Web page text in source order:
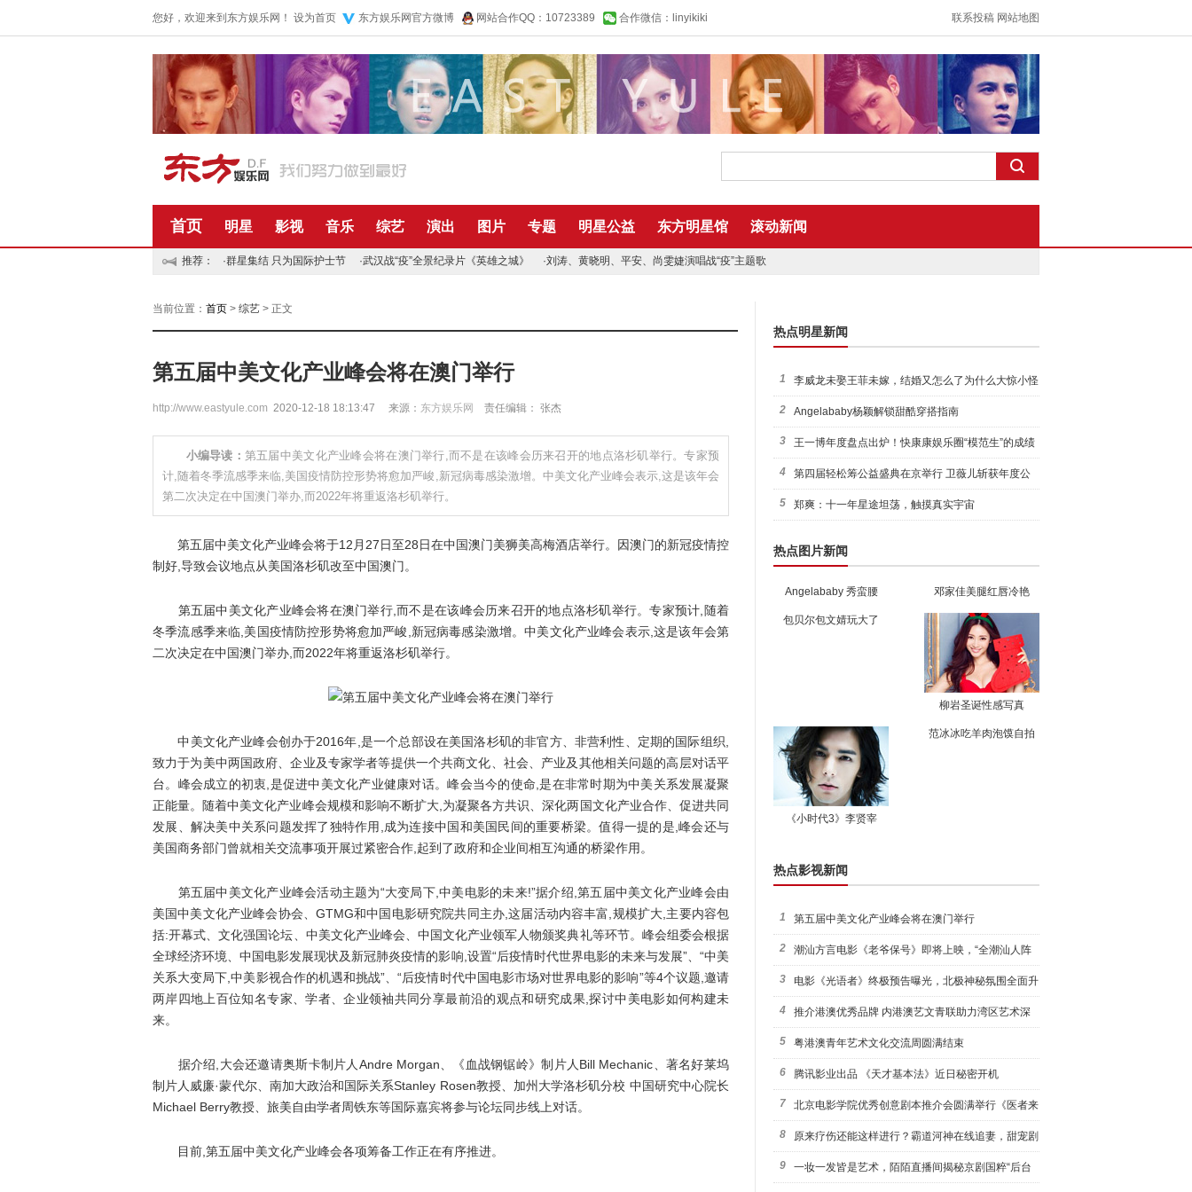
您好，欢迎来到东方娱乐网！ 设为首页 东方娱乐网官方微博 网站合作QQ：10723389 合作微信：linyikiki 联系投稿 网站地图
首页 明星 影视 音乐 综艺 演出 图片 专题 明星公益 东方明星馆 滚动新闻
推荐： ·群星集结 只为国际护士节 ·武汉战“疫”全景纪录片《英雄之城》 ·刘涛、黄晓明、平安、尚雯婕演唱战“疫”主题歌
当前位置： 首页 > 综艺 > 正文
第五届中美文化产业峰会将在澳门举行
http://www.eastyule.com 2020-12-18 18:13:47 来源： 东方娱乐网 责任编辑： 张杰
小编导读： 第五届中美文化产业峰会将在澳门举行,而不是在该峰会历来召开的地点洛杉矶举行。专家预
计,随着冬季流感季来临,美国疫情防控形势将愈加严峻,新冠病毒感染激增。中美文化产业峰会表示,这是该年会
第二次决定在中国澳门举办,而2022年将重返洛杉矶举行。
第五届中美文化产业峰会将于12月27日至28日在中国澳门美狮美高梅酒店举行。因澳门的新冠疫情控
制好,导致会议地点从美国洛杉矶改至中国澳门。
第五届中美文化产业峰会将在澳门举行,而不是在该峰会历来召开的地点洛杉矶举行。专家预计,随着
冬季流感季来临,美国疫情防控形势将愈加严峻,新冠病毒感染激增。中美文化产业峰会表示,这是该年会第
二次决定在中国澳门举办,而2022年将重返洛杉矶举行。
中美文化产业峰会创办于2016年,是一个总部设在美国洛杉矶的非官方、非营利性、定期的国际组织,
致力于为美中两国政府、企业及专家学者等提供一个共商文化、社会、产业及其他相关问题的高层对话平
台。峰会成立的初衷,是促进中美文化产业健康对话。峰会当今的使命,是在非常时期为中美关系发展凝聚
正能量。随着中美文化产业峰会规模和影响不断扩大,为凝聚各方共识、深化两国文化产业合作、促进共同
发展、解决美中关系问题发挥了独特作用,成为连接中国和美国民间的重要桥梁。值得一提的是,峰会还与
美国商务部门曾就相关交流事项开展过紧密合作,起到了政府和企业间相互沟通的桥梁作用。
第五届中美文化产业峰会活动主题为“大变局下,中美电影的未来!”据介绍,第五届中美文化产业峰会由
美国中美文化产业峰会协会、GTMG和中国电影研究院共同主办,这届活动内容丰富,规模扩大,主要内容包
括:开幕式、文化强国论坛、中美文化产业峰会、中国文化产业领军人物颁奖典礼等环节。峰会组委会根据
全球经济环境、中国电影发展现状及新冠肺炎疫情的影响,设置“后疫情时代世界电影的未来与发展”、“中美
关系大变局下,中美影视合作的机遇和挑战”、“后疫情时代中国电影市场对世界电影的影响”等4个议题,邀请
两岸四地上百位知名专家、学者、企业领袖共同分享最前沿的观点和研究成果,探讨中美电影如何构建未
来。
据介绍,大会还邀请奥斯卡制片人Andre Morgan、《血战钢锯岭》制片人Bill Mechanic、著名好莱坞
制片人威廉·蒙代尔、南加大政治和国际关系Stanley Rosen教授、加州大学洛杉矶分校 中国研究中心院长
Michael Berry教授、旅美自由学者周铁东等国际嘉宾将参与论坛同步线上对话。
目前,第五届中美文化产业峰会各项筹备工作正在有序推进。
热点明星新闻
1 李威龙未娶王菲未嫁，结婚又怎么了为什么大惊小怪
2 Angelababy杨颖解锁甜酷穿搭指南
3 王一博年度盘点出炉！快康康娱乐圈“模范生”的成绩
单
4 第四届轻松筹公益盛典在京举行 卫薇儿斩获年度公
益新力量
5 郑爽：十一年星途坦荡，触摸真实宇宙
热点图片新闻
Angelababy 秀蛮腰 邓家佳美腿红唇冷艳
包贝尔包文婧玩大了
柳岩圣诞性感写真
《小时代3》李贤宰
范冰冰吃羊肉泡馍自拍
热点影视新闻
1 第五届中美文化产业峰会将在澳门举行
2 潮汕方言电影《老爷保号》即将上映，“全潮汕人阵
容”等你
3 电影《光语者》终极预告曝光，北极神秘氛围全面升
级
4 推介港澳优秀品牌 内港澳艺文青联助力湾区艺术深
入交流
5 粤港澳青年艺术文化交流周圆满结束
6 腾讯影业出品 《天才基本法》近日秘密开机
7 北京电影学院优秀创意剧本推介会圆满举行《医者来
时路》“
8 原来疗伤还能这样进行？霸道河神在线追妻，甜宠剧
情高能来
9 一妆一发皆是艺术，陌陌直播间揭秘京剧国粹“后台